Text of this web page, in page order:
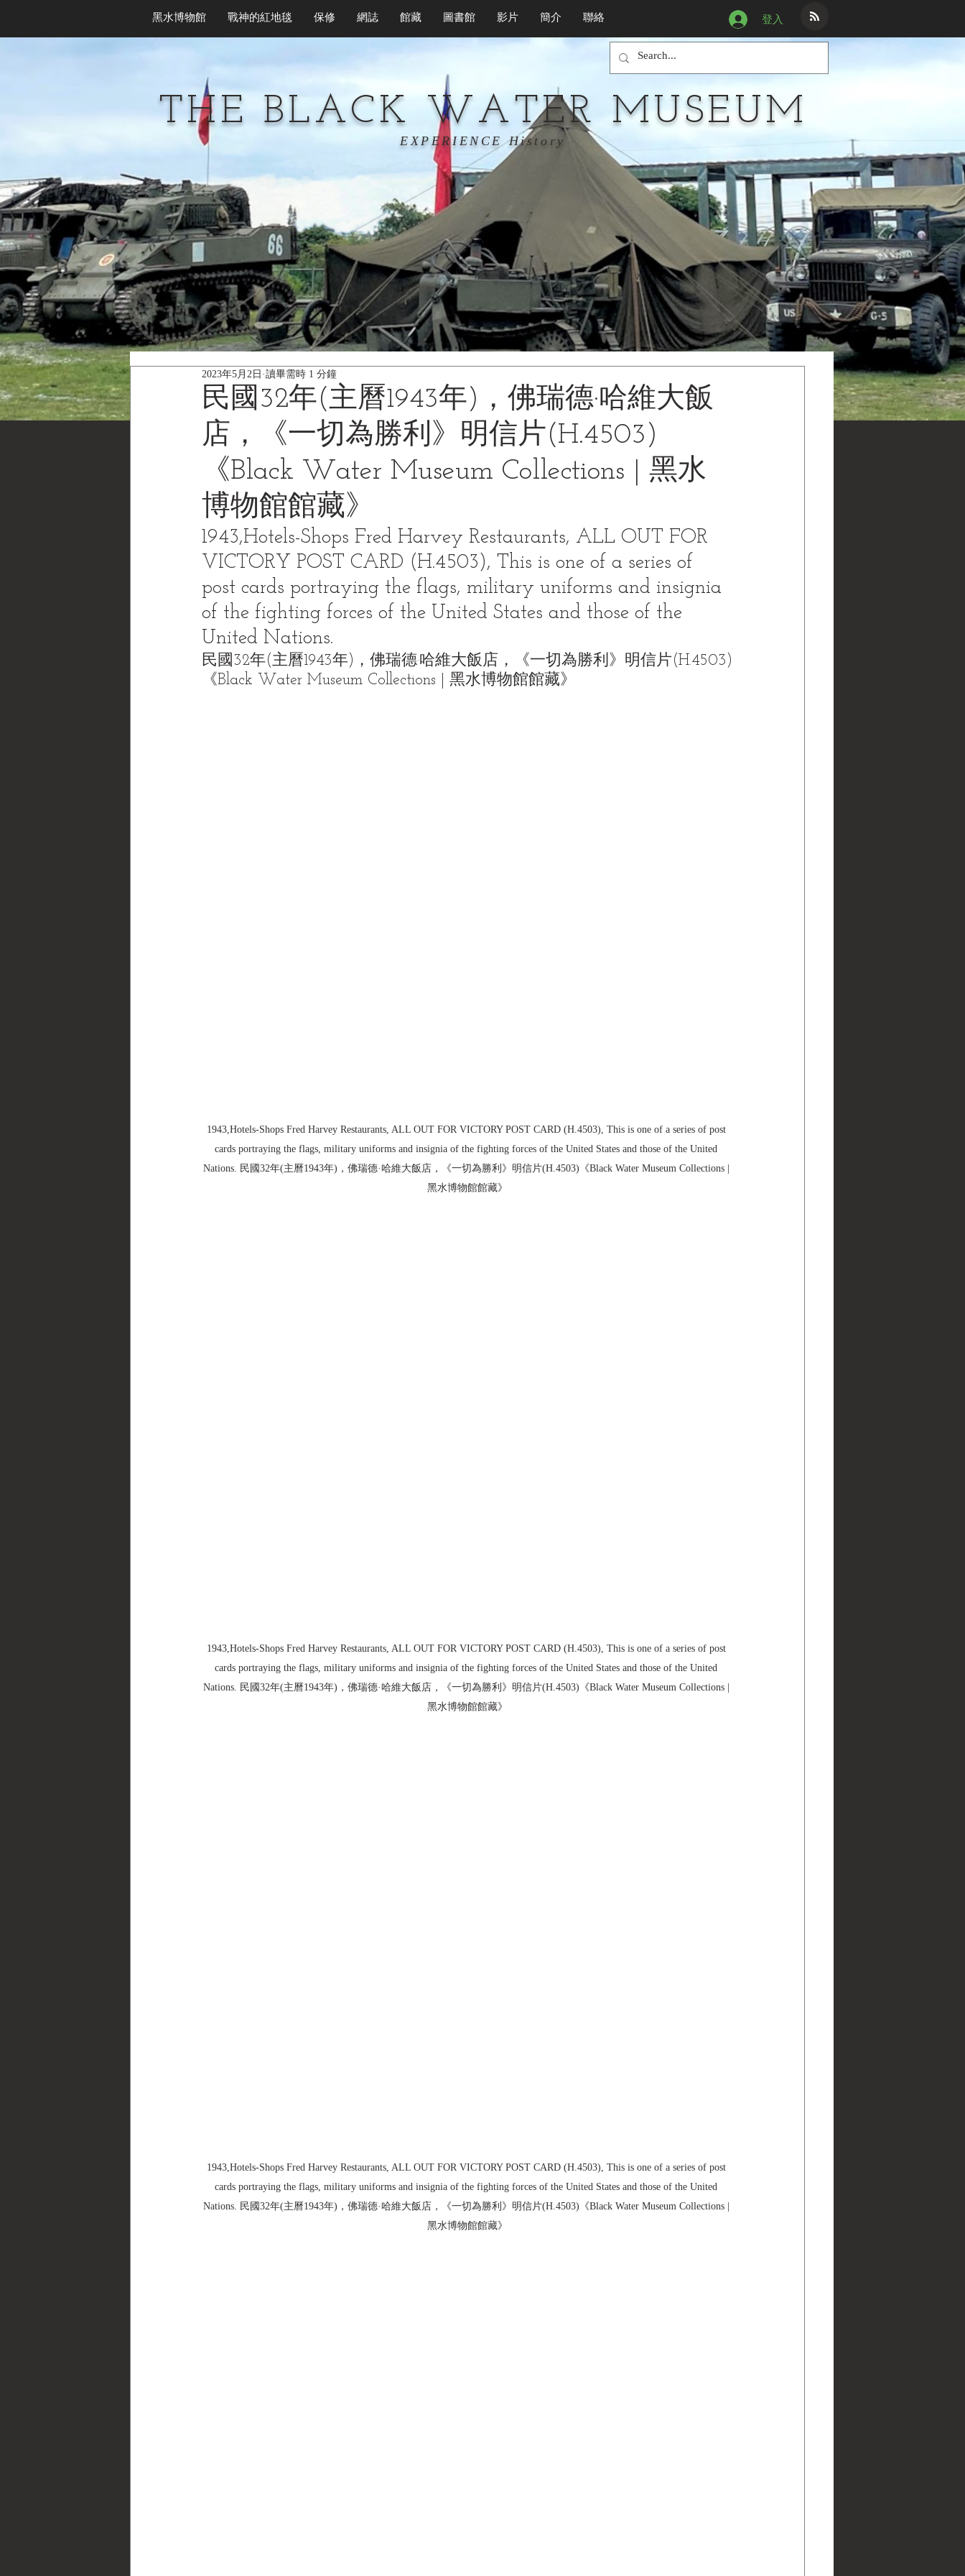
黑水博物館 戰神的紅地毯 保修 網誌 館藏 圖書館 影片 簡介 聯絡 登入
THE BLACK WATER MUSEUM
EXPERIENCE History
民國32年(主曆1943年)，佛瑞德·哈維大飯
店，《一切為勝利》明信片(H.4503)
《Black Water Museum Collections | 黑水
博物館館藏》
2023年5月2日 讀畢需時 1 分鐘
1943,Hotels-Shops Fred Harvey Restaurants, ALL OUT FOR
VICTORY POST CARD (H.4503), This is one of a series of
post cards portraying the flags, military uniforms and insignia
of the fighting forces of the United States and those of the
United Nations.
民國32年(主曆1943年)，佛瑞德·哈維大飯店，《一切為勝利》明信片(H.4503)
《Black Water Museum Collections | 黑水博物館館藏》
1943,Hotels-Shops Fred Harvey Restaurants, ALL OUT FOR VICTORY POST CARD (H.4503), This is one of a series of post
cards portraying the flags, military uniforms and insignia of the fighting forces of the United States and those of the United
Nations. 民國32年(主曆1943年)，佛瑞德·哈維大飯店，《一切為勝利》明信片(H.4503)《Black Water Museum Collections |
黑水博物館館藏》
1943,Hotels-Shops Fred Harvey Restaurants, ALL OUT FOR VICTORY POST CARD (H.4503), This is one of a series of post
cards portraying the flags, military uniforms and insignia of the fighting forces of the United States and those of the United
Nations. 民國32年(主曆1943年)，佛瑞德·哈維大飯店，《一切為勝利》明信片(H.4503)《Black Water Museum Collections |
黑水博物館館藏》
1943,Hotels-Shops Fred Harvey Restaurants, ALL OUT FOR VICTORY POST CARD (H.4503), This is one of a series of post
cards portraying the flags, military uniforms and insignia of the fighting forces of the United States and those of the United
Nations. 民國32年(主曆1943年)，佛瑞德·哈維大飯店，《一切為勝利》明信片(H.4503)《Black Water Museum Collections |
黑水博物館館藏》